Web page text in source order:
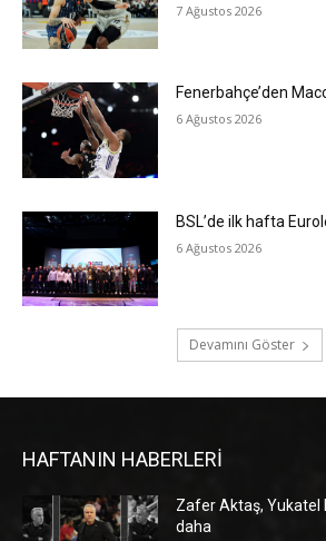
7 Ağustos 2026
Fenerbahçe’den
6 Ağustos 2026
BSL’de ilk hafta
6 Ağustos 2026
Devamını Göster
HAFTANIN HABERLERİ
Zafer Aktaş, Yukatel
daha